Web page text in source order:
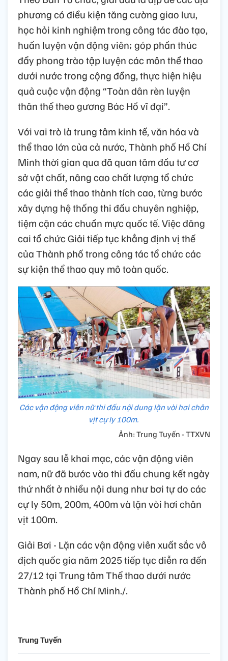
phương có điều kiện tăng cường giao lưu,
học hỏi kinh nghiệm trong công tác đào tạo,
huấn luyện vận động viên; góp phần thúc
đẩy phong trào tập luyện các môn thể thao
dưới nước trong cộng đồng, thực hiện hiệu
quả cuộc vận động “Toàn dân rèn luyện
thân thể theo gương Bác Hồ vĩ đại”.
Với vai trò là trung tâm kinh tế, văn hóa và
thể thao lớn của cả nước, Thành phố Hồ Chí
Minh thời gian qua đã quan tâm đầu tư cơ
sở vật chất, nâng cao chất lượng tổ chức
các giải thể thao thành tích cao, từng bước
xây dựng hệ thống thi đấu chuyên nghiệp,
tiệm cận các chuẩn mực quốc tế. Việc đăng
cai tổ chức Giải tiếp tục khẳng định vị thế
của Thành phố trong công tác tổ chức các
sự kiện thể thao quy mô toàn quốc.
Các vận động viên nữ thi đấu nội dung lặn vòi hơi chân
vịt cự ly 100m.
Ảnh: Trung Tuyến - TTXVN
Ngay sau lễ khai mạc, các vận động viên
nam, nữ đã bước vào thi đấu chung kết ngày
thứ nhất ở nhiều nội dung như bơi tự do các
cự ly 50m, 200m, 400m và lặn vòi hơi chân
vịt 100m.
Giải Bơi - Lặn các vận động viên xuất sắc vô
địch quốc gia năm 2025 tiếp tục diễn ra đến
27/12 tại Trung tâm Thể thao dưới nước
Thành phố Hồ Chí Minh./.
Trung Tuyến